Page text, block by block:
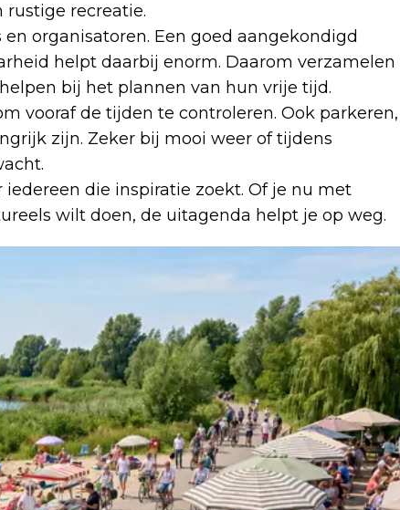
recreatie.
organisatoren. Een goed aangekondigd
helpt daarbij enorm. Daarom verzamelen
bij het plannen van hun vrije tijd.
vooraf de tijden te controleren. Ook parkeren,
zijn. Zeker bij mooi weer of tijdens
die inspiratie zoekt. Of je nu met
wilt doen, de uitagenda helpt je op weg.